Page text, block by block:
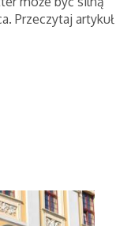
Przeczytaj artykuł